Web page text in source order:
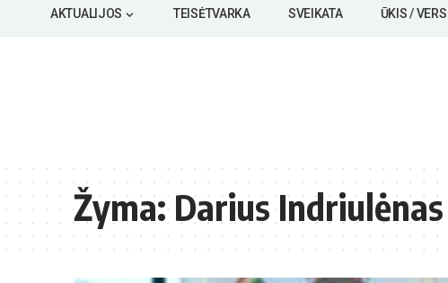
AKTUALIJOS TEISĖTVARKA SVEIKATA ŪKIS /
Žyma:Darius Indriulėnas